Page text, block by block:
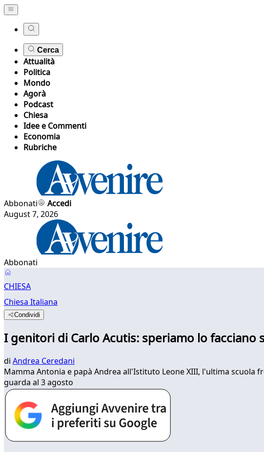
Cerca
Attualità
Politica
Mondo
Agorà
Podcast
Chiesa
Idee e Commenti
Economia
Rubriche
Abbonati
Accedi
August 7, 2026
Abbonati
CHIESA
Chiesa Italiana
Condividi
I genitori di Carlo Acutis: speriamo lo facciano
di Andrea Ceredani
Mamma Antonia e papà Andrea all'Istituto Leone XIII, l'ultima scuola
guarda al 3 agosto